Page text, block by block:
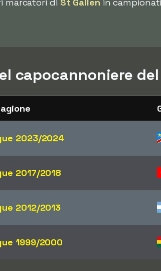
capocannoniere del
2023/2024
2017/2018
2012/2013
1999/2000